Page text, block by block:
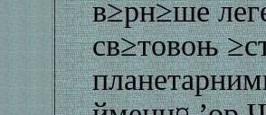
в≥рн≥ше
св≥товоњ